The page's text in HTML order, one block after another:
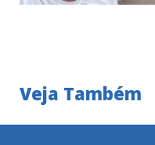
Veja Também